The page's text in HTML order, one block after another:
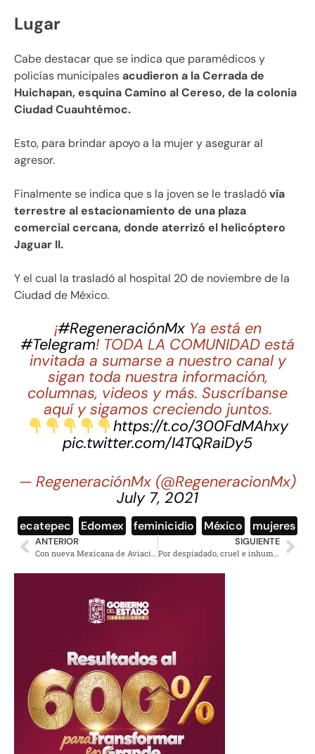
Lugar
Cabe destacar que se indica que paramédicos y
policías municipalesacudieron a la Cerrada de
Huichapan, esquina Camino al Cereso, de la colonia
Ciudad Cuauhtémoc.
Esto, para brindar apoyo a la mujer y asegurar al
agresor.
Finalmente se indica que s la joven se le trasladóvía
terrestre al estacionamiento de una plaza
comercial cercana, donde aterrizó el helicóptero
Jaguar II.
Y el cual la trasladó al hospital 20 de noviembre de la
Ciudad de México.
¡#RegeneraciónMxYa está en
#Telegram! TODA LA COMUNIDAD está
invitada a sumarse a nuestro canal y
sigan toda nuestra información,
columnas, videos y más. Suscríbanse
aquí y sigamos creciendo juntos.
https://t.co/300FdMAhxy
pic.twitter.com/I4TQRaiDy5
— RegeneraciónMx (@RegeneracionMx)
July 7, 2021
ecatepec Edomex feminicidio México mujeres
ANTERIOR SIGUIENTE